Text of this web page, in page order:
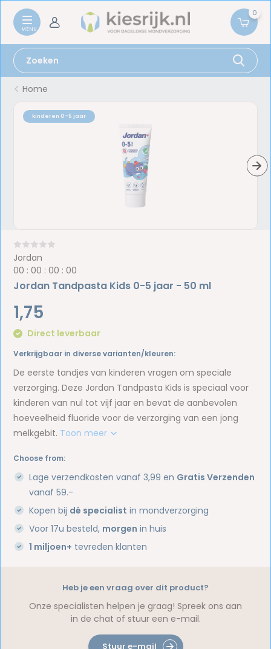
0
Home
kinderen 0-5 jaar
Jordan
00 :00 :00 :00
Jordan Tandpasta Kids 0-5 jaar - 50 ml
1,75
Direct leverbaar
Verkrijgbaar in diverse varianten/kleuren:
De eerste tandjes van kinderen vragen om speciale
verzorging. Deze Jordan Tandpasta Kids is speciaal voor
kinderen van nul tot vijf jaar en bevat de aanbevolen
hoeveelheid fluoride voor de verzorging van een jong
melkgebit. Toon meer
Choose from:
Lage verzendkosten vanaf 3,99 en Gratis Verzenden
vanaf 59.-
Kopen bij dé specialist in mondverzorging
Voor 17u besteld, morgen in huis
1 miljoen+ tevreden klanten
Heb je een vraag over dit product?
Onze specialisten helpen je graag! Spreek ons aan
in de chat of stuur een e-mail.
Stuur e-mail